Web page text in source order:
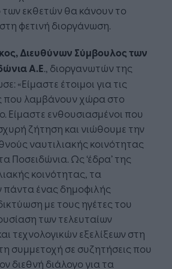
των εκθετών θα κάνουν το
φετινή διοργάνωση.
Διευθύνων Σύμβουλος των
Α.Ε., διοργανωτών της
«Είμαστε έτοιμοι για τις
που λαμβάνουν χώρα στο
Είμαστε ενθουσιασμένοι που
ζήτηση και νιώθουμε την
ναυτιλιακής κοινότητας
Ποσειδώνια. Ως ‘έδρα’ της
κοινότητας, τα
πάντα ένας δημοφιλής
με τους ηγέτες του
των τελευταίων
τεχνολογικών εξελίξεων στη
συμμετοχή σε συζητήσεις που
διεθνή διάλογο για τα